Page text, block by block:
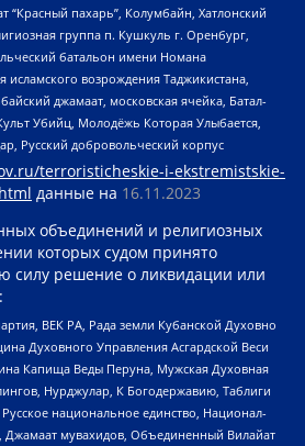
“Красный пахарь”, Колумбайн, Хатлонский
группа п. Кушкуль г. Оренбург,
батальон имени Номана
возрождения Таджикистана,
джамаат, московская ячейка, Батал-
Убийц, Молодёжь Которая Улыбается,
Русский добровольческий корпус
terroristicheskie-i-ekstremistskie-
данные на 16.11.2023
объединений и религиозных
которых судом принято
силу решение о ликвидации или
ВЕК РА, Рада земли Кубанской Духовно
Духовного Управления Асгардской Веси
Капища Веды Перуна, Мужская Духовная
Нурджулар, К Богодержавию, Таблиги
национальное единство, Национал-
Джамаат мувахидов, Объединенный Вилайат